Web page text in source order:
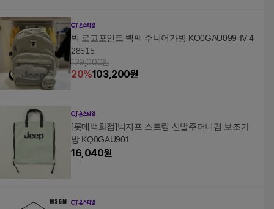
빅 로고포인트 백팩 주니어가방 KO0GAU099-IV 4
28515
129,000원
20%103,200원
[롯데백화점]빅지프 스트링 신발주머니겸 보조가
방 KQ0GAU901.
16,040원